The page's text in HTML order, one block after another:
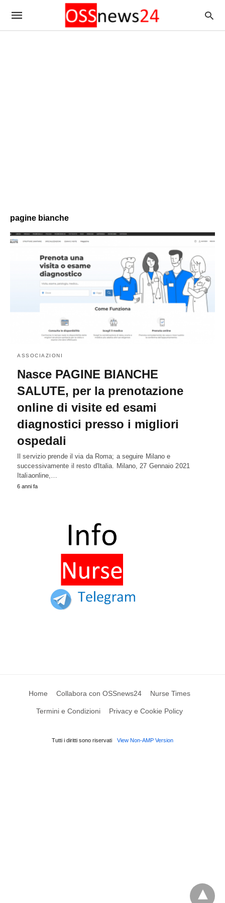
pagine bianche
ASSOCIAZIONI
Nasce PAGINE BIANCHE
SALUTE, per la prenotazione
online di visite ed esami
diagnostici presso i migliori
ospedali
Il servizio prende il via da Roma; a seguire Milano e
successivamente il resto d'Italia. Milano, 27 Gennaio 2021
Italiaonline,…
6 anni fa
Home Collabora con OSSnews24 Nurse Times
Termini e Condizioni Privacy e Cookie Policy
Tutti i diritti sono riservati View Non-AMP Version